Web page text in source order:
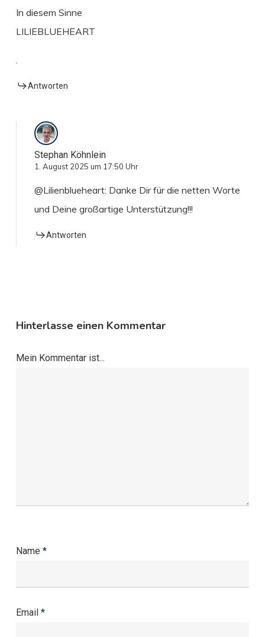
In diesem Sinne
LILIEBLUEHEART
Antworten
Stephan Köhnlein
1. August 2025 um 17:50 Uhr
@Lilienblueheart: Danke Dir für die netten Worte
und Deine großartige Unterstützung!!!
Antworten
Hinterlasse einen Kommentar
Mein Kommentar ist...
Name *
Email *